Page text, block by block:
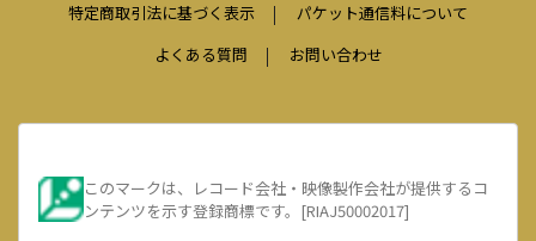
特定商取引法に基づく表示
パケット通信料について
よくある質問
お問い合わせ
このマークは、レコード会社・映像製作会社が提供するコ
ンテンツを示す登録商標です。[RIAJ50002017]